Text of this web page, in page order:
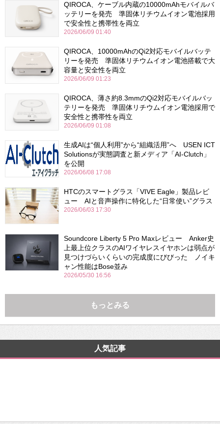
QIROCA、ケーブル内蔵の10000mAhモバイルバ
ッテリーを発売 準固体リチウムイオン電池採用
で安全性と携帯性を両立
2026/06/09 01:40
QIROCA、10000mAhのQi2対応モバイルバッテ
リーを発売 準固体リチウムイオン電池搭載で大
容量と安全性を両立
2026/06/09 01:23
QIROCA、薄さ約8.3mmのQi2対応モバイルバッ
テリーを発売 準固体リチウムイオン電池採用で
安全性と携帯性を両立
2026/06/09 01:08
生成AIは“個人利用”から“組織活用”へ USEN ICT
Solutionsが実態調査と新メディア「AI-Clutch」
を公開
2026/06/08 17:08
HTCのスマートグラス「VIVE Eagle」製品レビ
ュー AIと音声操作に特化した“日常使い”グラス
2026/06/03 17:30
Soundcore Liberty 5 Pro Maxレビュー Anker史
上最上位クラスのAIワイヤレスイヤホンは弱点が
見つけづらいくらいの完成度にびびった ノイキ
ャン性能はBose並み
2026/05/30 16:56
もっとみる
人気記事